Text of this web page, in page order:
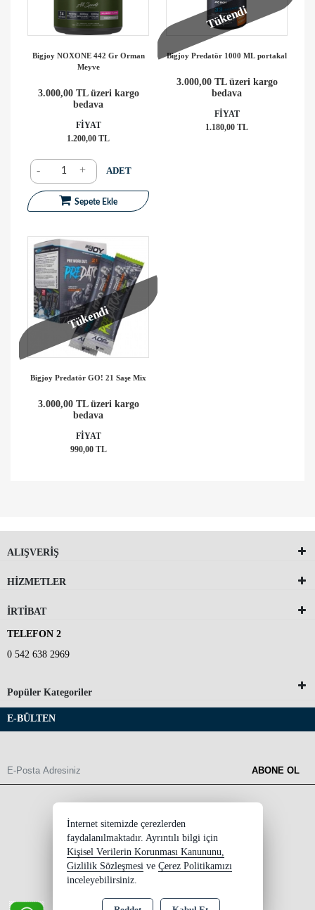
Bigjoy NOXONE 442 Gr Orman
Meyve
3.000,00 TL üzeri kargo
bedava
FİYAT
1.200,00 TL
- + ADET
Sepete Ekle
Tükendi
Bigjoy Predatör 1000 ML portakal
3.000,00 TL üzeri kargo
bedava
FİYAT
1.180,00 TL
Tükendi
Bigjoy Predatör GO! 21 Saşe Mix
3.000,00 TL üzeri kargo
bedava
FİYAT
990,00 TL
ALIŞVERİŞ
HİZMETLER
İRTİBAT
TELEFON 2
0 542 638 2969
Popüler Kategoriler
E-BÜLTEN
ABONE OL
İnternet sitemizde çerezlerden
faydalanılmaktadır. Ayrıntılı bilgi için
Kişisel Verilerin Korunması Kanununu,
Gizlilik Sözleşmesi ve Çerez Politikamızı
inceleyebilirsiniz.